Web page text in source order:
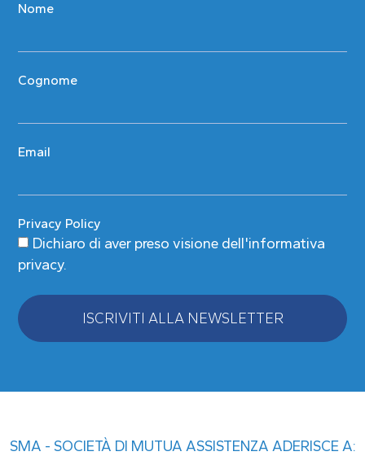
Nome
Cognome
Email
Privacy Policy
Dichiaro di aver preso visione dell'informativa
privacy.
ISCRIVITI ALLA NEWSLETTER
SMA - SOCIETÀ DI MUTUA ASSISTENZA ADERISCE A: